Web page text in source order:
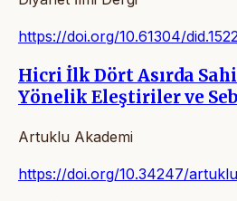
https://doi.org/10.61304/
Hicri İlk Dört Asırda
Yönelik Eleştiriler ve
Artuklu Akademi
https://doi.org/10.34247/